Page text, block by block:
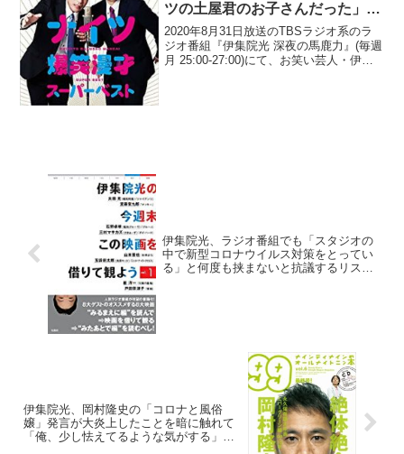
ツの土屋君のお子さんだった」と
明かす
2020年8月31日放送のTBSラジオ系のラ
ジオ番組『伊集院光 深夜の馬鹿力』(毎週
月 25:00-27:00)にて、お笑い芸人・伊集
伊集院光、ラジオ番組でも「スタジオの
中で新型コロナウイルス対策をとってい
る」と何度も挟まないと抗議するリスナ
伊集院光、岡村隆史の「コロナと風俗
嬢」発言が大炎上したことを暗に触れて
「俺、少し怯えてるような気がする」と